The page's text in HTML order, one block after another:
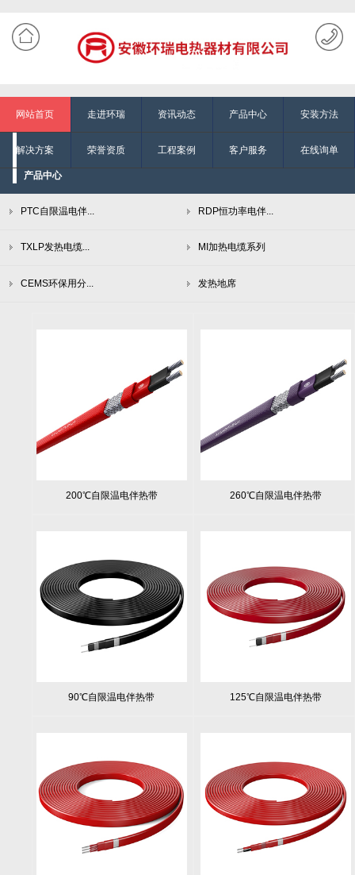
网站首页 走进环瑞 资讯动态 产品中心 安装方法
解决方案 荣誉资质 工程案例 客户服务 在线询单
产品中心
PTC自限温电伴... RDP恒功率电伴...
TXLP发热电缆... MI加热电缆系列
CEMS环保用分... 发热地席
200℃自限温电伴热带 260℃自限温电伴热带
90℃自限温电伴热带 125℃自限温电伴热带